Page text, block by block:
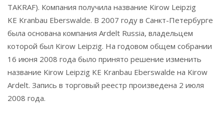
TAKRAF). Компания получила название Kirow Leipzig
KE Kranbau Eberswalde. В 2007 году в Санкт-Петербурге
была основана компания Ardelt Russia, владельцем
которой был Kirow Leipzig. На годовом общем собрании
16 июня 2008 года было принято решение изменить
название Kirow Leipzig KE Kranbau Eberswalde на Kirow
Ardelt. Запись в торговый реестр произведена 2 июля
2008 года.